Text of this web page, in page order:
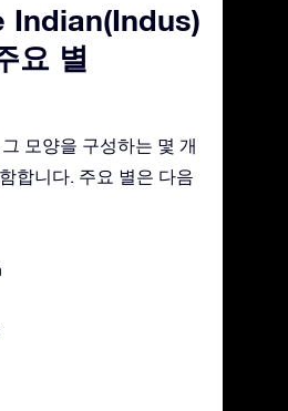
Indian(Indus)
요 별
모양을 구성하는 몇 개
합니다. 주요 별은 다음